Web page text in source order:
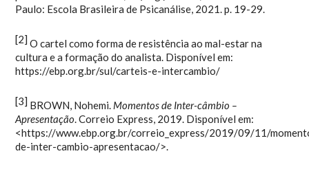
Paulo: Escola Brasileira de Psicanálise, 2021. p. 19-29.
[2] O cartel como forma de resistência ao mal-estar na
cultura e a formação do analista. Disponível em:
https://ebp.org.br/sul/carteis-e-intercambio/
[3] BROWN, Nohemi. Momentos de Inter-câmbio –
Apresentação. Correio Express, 2019. Disponível em:
<https://www.ebp.org.br/correio_express/2019/09/11/
de-inter-cambio-apresentacao/>.